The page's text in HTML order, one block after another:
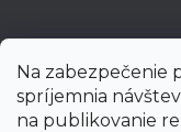
Na zabezpečenie
spríjemnia
na publikovanie